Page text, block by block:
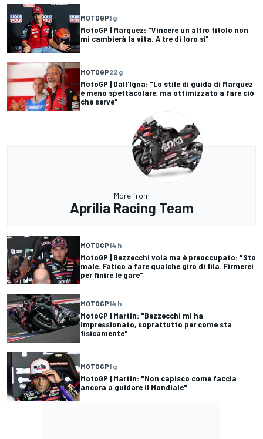
MOTOGP1 g
MotoGP | Marquez: "Vincere un altro titolo non
mi cambierà la vita. A tre di loro sì"
MOTOGP22 g
MotoGP | Dall'Igna: "Lo stile di guida di Marquez
è meno spettacolare, ma ottimizzato a fare ciò
che serve"
More from
Aprilia Racing Team
MOTOGP14 h
MotoGP | Bezzecchi vola ma è preoccupato: "Sto
male. Fatico a fare qualche giro di fila. Firmerei
per finire le gare"
MOTOGP14 h
MotoGP | Martin: "Bezzecchi mi ha
impressionato, soprattutto per come sta
fisicamente"
MOTOGP1 g
MotoGP | Martin: "Non capisco come faccia
ancora a guidare il Mondiale"